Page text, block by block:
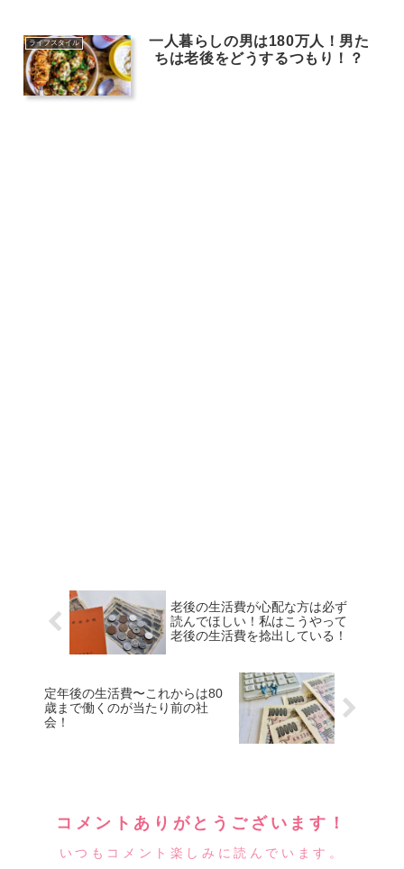
ライフスタイル
一人暮らしの男は180万人！男た
ちは老後をどうするつもり！？
老後の生活費が心配な方は必ず
読んでほしい！私はこうやって
老後の生活費を捻出している！
定年後の生活費〜これからは80
歳まで働くのが当たり前の社
会！
コメントありがとうございます！
いつもコメント楽しみに読んでいます。